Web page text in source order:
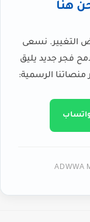
هنا
التغيير. نسعى
فجر جديد يليق
منصاتنا الرسمية:
ADWWA